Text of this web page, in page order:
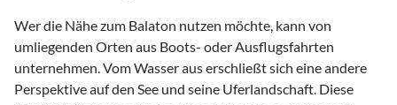
Wer die Nähe zum Balaton nutzen möchte, kann von
umliegenden Orten aus Boots- oder Ausflugsfahrten
unternehmen. Vom Wasser aus erschließt sich eine andere
Perspektive auf den See und seine Uferlandschaft. Diese